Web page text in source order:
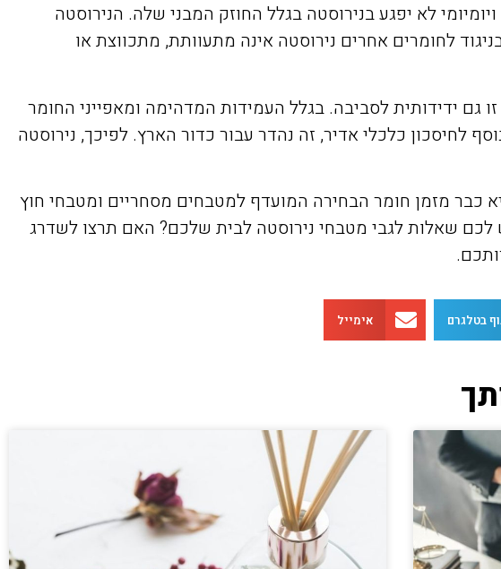
לא יפגע בנירוסטה בגלל החוזק המבני שלה. הנירוסטה
לחומרים אחרים נירוסטה אינה מתעוותת, מתכווצת או
גם ידידותית לסביבה. בגלל העמידות המדהימה ומאפייני החומר
לחיסכון כלכלי אדיר, זה נהדר עבור כדור הארץ. לפיכך, נירוסטה
כבר מזמן חומר הבחירה המועדף למטבחים מסחריים ומטבחי חוץ
שאלות לגבי מטבחי נירוסטה לבית שלכם? האם תרצו לשדרג
בטלגרם אימייל